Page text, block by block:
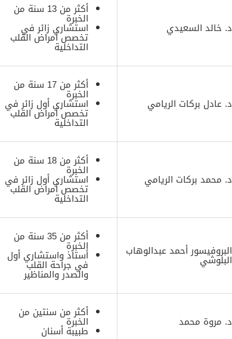
د. خالد السعيدي
أكثر من 13 سنة من
الخبرة
استشاري زائر في
تخصص أمراض القلب
التداخلية
د. عادل بركات الريامي
أكثر من 17 سنة من
الخبرة
استشاري أول زائر في
تخصص أمراض القلب
التداخلية
د. محمد بركات الريامي
أكثر من 18 سنة من
الخبرة
استشاري أول زائر في
تخصص أمراض القلب
التداخلية
البروفيسور أحمد عبدالوهاب
البلوشي
أكثر من 35 سنة من
الخبرة
أستاذ واستشاري أول
في جراحة القلب
والصدر والمناظير
د. مروة محمد
أكثر من سنتين من
الخبرة
طبيبة أسنان